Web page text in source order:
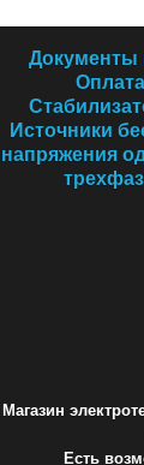
Документы
Оплата
Источники
напряжения
Магазин
Есть